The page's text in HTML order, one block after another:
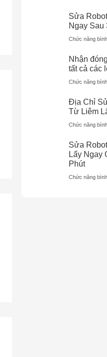
Sửa
Ngay Sau
Chức năng
Nhận
tất cả các
Chức năng
Địa Chỉ
Từ Liêm
Chức năng
Sửa
Lấy Ngay
Phút
Chức năng